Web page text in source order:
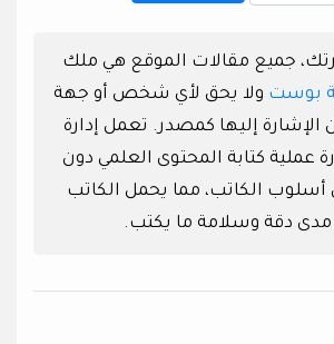
جميع مقالات الموقع هي ملك
بوست ولا يحق لأي شخص أو جهة
الإشارة إليها كمصدر. تعمل إدارة
عملية كتابة المحتوى العلمي دون
أسلوب الكاتب، مما يحمل الكاتب
دقة وسلامة ما يكتب.